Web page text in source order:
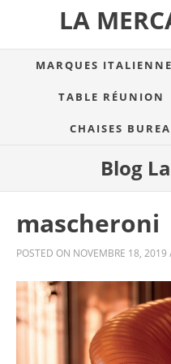
LA
MARQUES
TABLE RÉUNION
CHAISES
Blog
mascheroni
POSTED ON NOVEMBRE 18, 2019